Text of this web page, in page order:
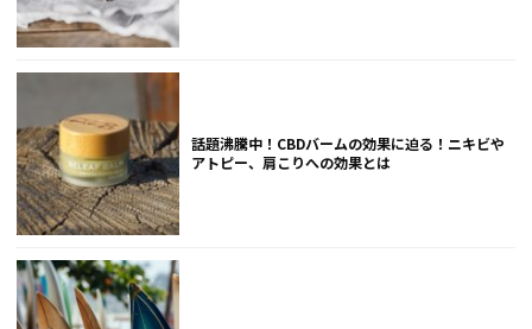
話題沸騰中！CBDバームの効果に迫る！ニキビや
アトピー、肩こりへの効果とは